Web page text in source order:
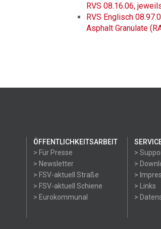
RVS 08.16.06,
RVS Englisch
Asphalt Granulate
ÖFFENTLICHKEITSARBEIT
> Für Presse
> Newsletter
> FSV-aktuell Straße
> FSV-aktuell Schiene
> Eurokommunal
>
>
>
> Links
>